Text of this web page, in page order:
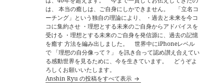
は、 本当の癒しは、ご自身にしかできません。 「立名コ
ーチング」という独自の理論により、 ・過去と未来を今コ
コに集約させ ・理想とする未来のご自身からアドバイスを
受ける ・理想とする未来のご自身を発信源に、過去の記憶
を癒す 方法を編み出しました。 世界中にiPhoneレベル
で 「理想の自分像って？」 を訊き合って認め讃え合えてい
る感動世界を見るために、今を生きています。 どうぞよ
ろしくお願いいたします。
Anshin Ryu の投稿をすべて表示